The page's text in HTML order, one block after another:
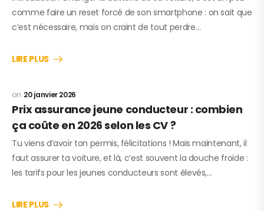
comme faire un reset forcé de son smartphone : on sait que
c’est nécessaire, mais on craint de tout perdre…
LIRE PLUS
20 janvier 2026
Prix assurance jeune conducteur : combien
ça coûte en 2026 selon les CV ?
Tu viens d’avoir ton permis, félicitations ! Mais maintenant, il
faut assurer ta voiture, et là, c’est souvent la douche froide :
les tarifs pour les jeunes conducteurs sont élevés,…
LIRE PLUS